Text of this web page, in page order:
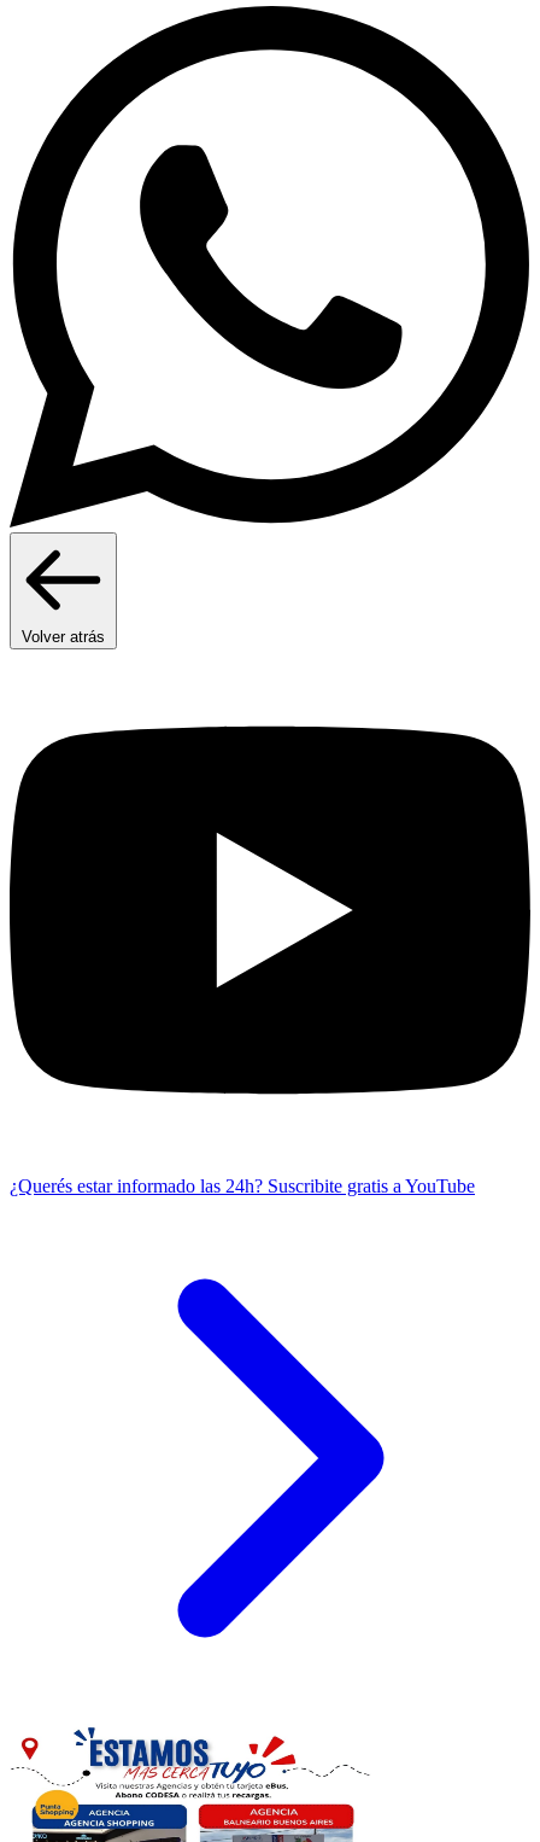
Volver atrás
¿Querés estar informado las 24h? Suscribite gratis a YouTube